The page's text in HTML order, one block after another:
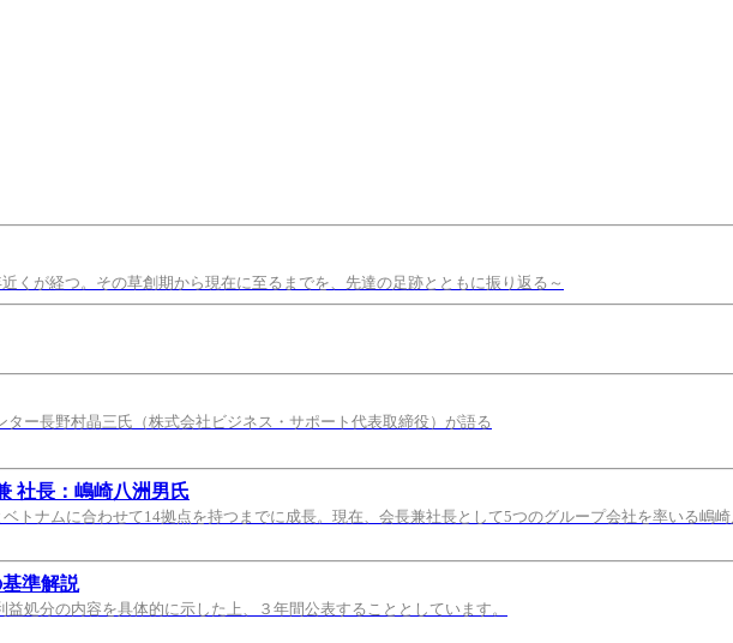
くが経つ。その草創期から現在に至るまでを、先達の足跡とともに振り返る～
ー長野村晶三氏（株式会社ビジネス・サポート代表取締役）が語る
社長：嶋崎八洲男氏
トナムに合わせて14拠点を持つまでに成長。現在、会長兼社長として5つのグループ会社を率いる嶋
準解説
処分の内容を具体的に示した上、３年間公表することとしています。